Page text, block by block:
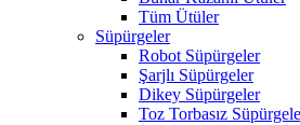
Tüm Ütüler
Süpürgeler
Robot Süpürgeler
Şarjlı Süpürgeler
Dikey Süpürgeler
Toz Torbasız